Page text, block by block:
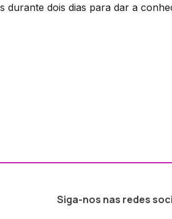
durante dois dias para dar a
Siga-nos nas redes